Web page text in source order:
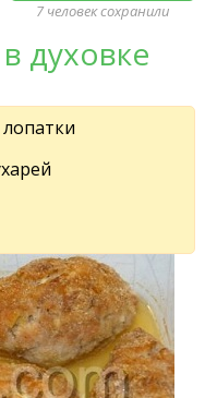
7 человек сохранили
духовке